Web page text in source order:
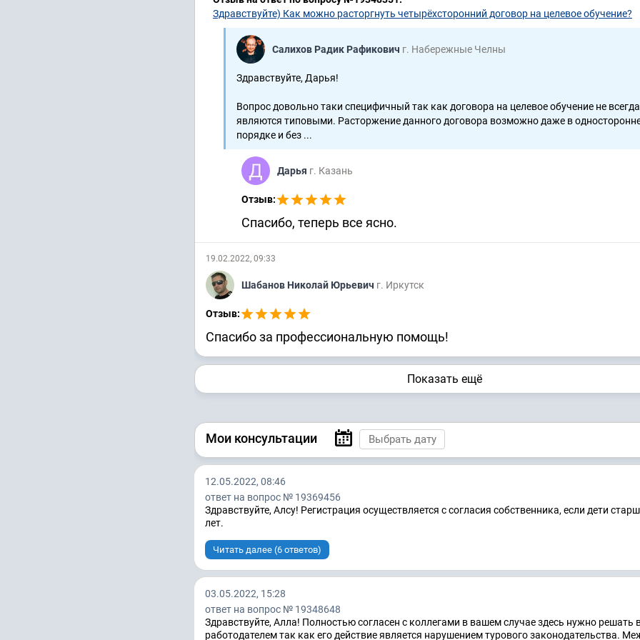
Здравствуйте) Как можно расторгнуть четырёхсторонний договор на целевое обучение?
Салихов Радик Рафикович г. Набережные Челны
Здравствуйте, Дарья!
Вопрос довольно таки специфичный так как договора на целевое обучение не всегда
являются типовыми. Расторжение данного договора возможно даже в
порядке и без ...
Дарья г. Казань
Отзыв:
Спасибо, теперь все ясно.
19.02.2022, 09:33
Шабанов Николай Юрьевич г. Иркутск
Отзыв:
Спасибо за профессиональную помощь!
Показать ещё
Мои консультации
12.05.2022, 08:46
ответ на вопрос № 19369456
Здравствуйте, Алсу! Регистрация осуществляется с согласия собственника, если дети
лет.
Читать далее (6 ответов)
03.05.2022, 15:28
ответ на вопрос № 19348648
Здравствуйте, Алла! Полностью согласен с коллегами в вашем случае здесь нужно решать
работодателем так как его действие является нарушением турового законодательства.